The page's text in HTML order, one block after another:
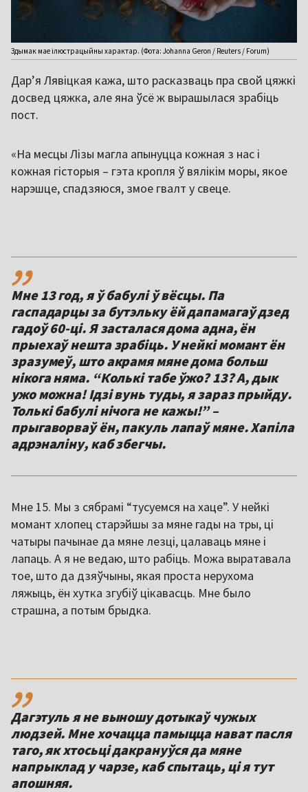
Здымак мае ілюстрацыйны характар. (Фота: Johanna Geron / Reuters / Forum)
Дар’я Лявіцкая кажа, што расказваць пра свой цяжкі
досвед цяжка, але яна ўсё ж вырашылася зрабіць
пост.
«На месцы Лізы магла апынуцца кожная з нас і
кожная гісторыя – гэта кропля ў вялікім моры, якое
нарэшце, спадзяюся, змое гвалт у свеце.
,,
Мне 13 год, я ў бабулі ў вёсцы. Па
гаспадарцы за бутэльку ёй дапамагаў дзед
гадоў 60-ці. Я засталася дома адна, ён
прыехаў нешта зрабіць. У нейкі момант ён
зразумеў, што акрамя мяне дома больш
нікога няма. “Колькі табе ўжо? 13? А, дык
ужо можна! Ідзі вунь туды, я зараз прыйду.
Толькі бабулі нічога не кажы!” –
прыгаворваў ён, пакуль лапаў мяне. Хапіла
адрэналіну, каб збегчы.
Мне 15. Мы з сябрамі “тусуемся на хаце”. У нейкі
момант хлопец старэйшы за мяне гады на тры, ці
чатыры пачынае да мяне лезці, цалаваць мяне і
лапаць. А я не ведаю, што рабіць. Можа выратавала
тое, што да дзяўчыны, якая проста нерухома
ляжыць, ён хутка згубіў цікавасць. Мне было
страшна, а потым брыдка.
,,
Дагэтуль я не выношу дотыкаў чужых
людзей. Мне хочацца памыцца нават пасля
таго, як хтосьці дакрануўся да мяне
напрыклад у чарзе, каб спытаць, ці я тут
апошняя.